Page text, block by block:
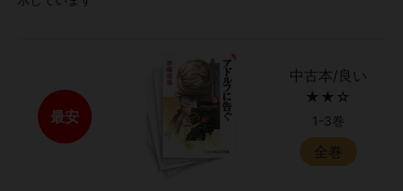
最安
中古本/良い
★★☆
1-3巻
全巻